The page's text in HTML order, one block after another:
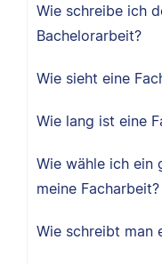
Wie schreibe ich
Bachelorarbeit?
Wie sieht eine
Wie lang ist eine
Wie wähle ich ein
meine Facharbeit?
Wie schreibt man